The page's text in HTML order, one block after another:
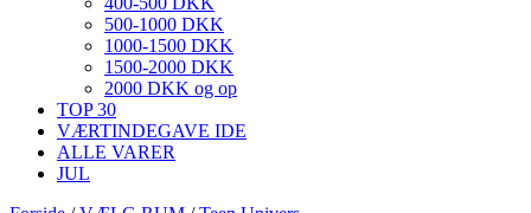
500-1000 DKK
1000-1500 DKK
1500-2000 DKK
2000 DKK og op
TOP 30
VÆRTINDEGAVE IDE
ALLE VARER
JUL